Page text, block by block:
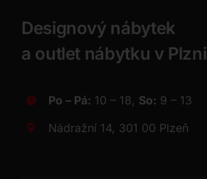
Designový nábytek
a outlet nábytku v Plzni
Po – Pá: 10 – 18, So: 9 – 13
Nádražní 14, 301 00 Plzeň